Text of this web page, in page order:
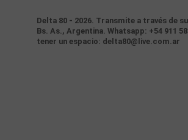
Delta 80 - 2026. Transmite a través de
Bs. As., Argentina. Whatsapp: +54 911
tener un espacio: delta80@live.com.ar